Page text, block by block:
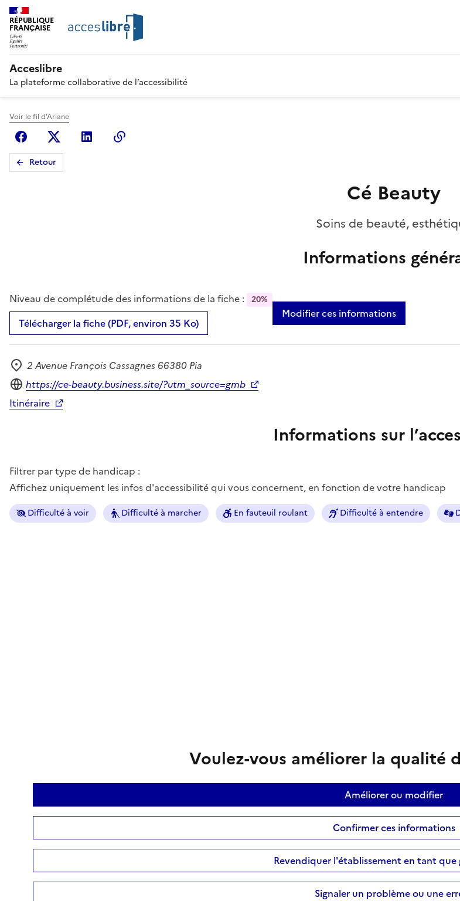
RÉPUBLIQUE
FRANÇAISE
Acceslibre
La plateforme collaborative de l’accessibilité
Voir le fil d'Ariane
FacebookX (anciennement Twitter)
Linkedin
Retour
Cé Beauty
Soins de beauté,
Informations
Niveau de complétude des informations de la fiche : 20%
Télécharger la fiche (PDF, environ 35 Ko)
Modifier ces informations
Adresse
2 Avenue François Cassagnes 66380 Pia
Site internet
https://ce-beauty.business.site/?utm_source=gmb
Itinéraire
Informations sur
Filtrer par type de handicap :
Affichez uniquement les infos d'accessibilité qui vous concernent, en fonction de votre handicap
Difficulté à voir Difficulté à marcher En fauteuil roulant Difficulté à entendre
Voulez-vous améliorer la qualité
Améliorer ou modifier
Confirmer ces informations
Revendiquer l'établissement en tant que
Signaler un problème ou une